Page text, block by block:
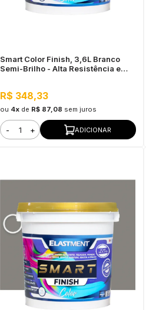
Smart Color Finish, 3,6L Branco
Semi-Brilho - Alta Resistência e
R$ 348,33
ou 4x de R$ 87,08 sem juros
- + ADICIONAR